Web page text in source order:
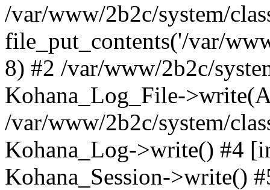
/var/www/2b2c/system/
file_put_contents('/var/
8) #2 /var/www/2b2c/
Kohana_Log_File-
/var/www/2b2c/system/
Kohana_Log->write() #4
Kohana_Session->write()